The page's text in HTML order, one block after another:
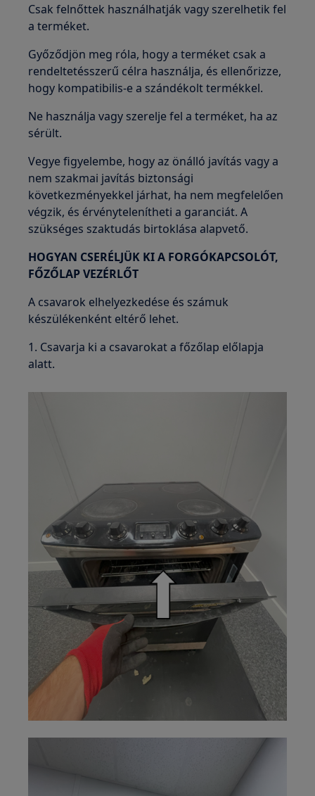
Csak felnőttek használhatják vagy szerelhetik fel
a terméket.
Győződjön meg róla, hogy a terméket csak a
rendeltetésszerű célra használja, és ellenőrizze,
hogy kompatibilis-e a szándékolt termékkel.
Ne használja vagy szerelje fel a terméket, ha az
sérült.
Vegye figyelembe, hogy az önálló javítás vagy a
nem szakmai javítás biztonsági
következményekkel járhat, ha nem megfelelően
végzik, és érvénytelenítheti a garanciát. A
szükséges szaktudás birtoklása alapvető.
HOGYAN CSERÉLJÜK KI A FORGÓKAPCSOLÓT,
FŐZŐLAP VEZÉRLŐT
A csavarok elhelyezkedése és számuk
készülékenként eltérő lehet.
1. Csavarja ki a csavarokat a főzőlap előlapja
alatt.